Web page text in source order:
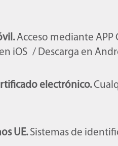
Acceso mediante APP
iOS / Descarga en
electrónico.
UE. Sistemas de